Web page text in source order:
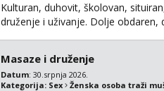
Kulturan, duhovit, školovan,
druženje i uživanje. Dolje obdaren,
Masaze i druženje
Datum: 30.srpnja 2026.
Kategorija: Sex Ženska osoba traži